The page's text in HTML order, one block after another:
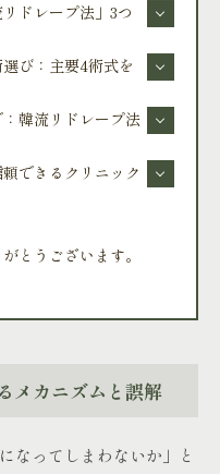
ドレープ法」3つ
び：主要4術式を
韓流リドレープ法
できるクリニック
とうございます。
メカニズムと誤解
なってしまわないか」と